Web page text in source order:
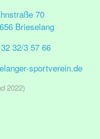
70
Brieselang
32/3 57 66
sportverein.de
2022)